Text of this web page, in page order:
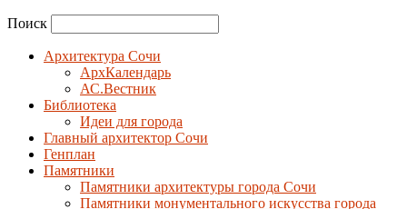
Поиск
Архитектура Сочи
АрхКалендарь
АС.Вестник
Библиотека
Идеи для города
Главный архитектор Сочи
Генплан
Памятники
Памятники архитектуры города Сочи
Памятники монументального искусства города